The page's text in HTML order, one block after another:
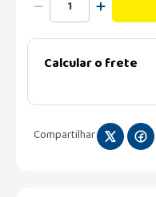
Calcular o frete
Compartilhar